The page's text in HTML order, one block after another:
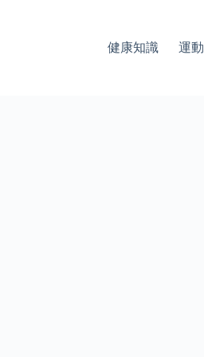
健康知識 運動